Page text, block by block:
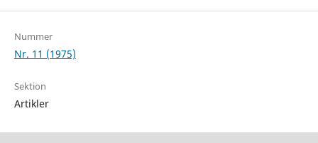
Nummer
Nr. 11 (1975)
Sektion
Artikler